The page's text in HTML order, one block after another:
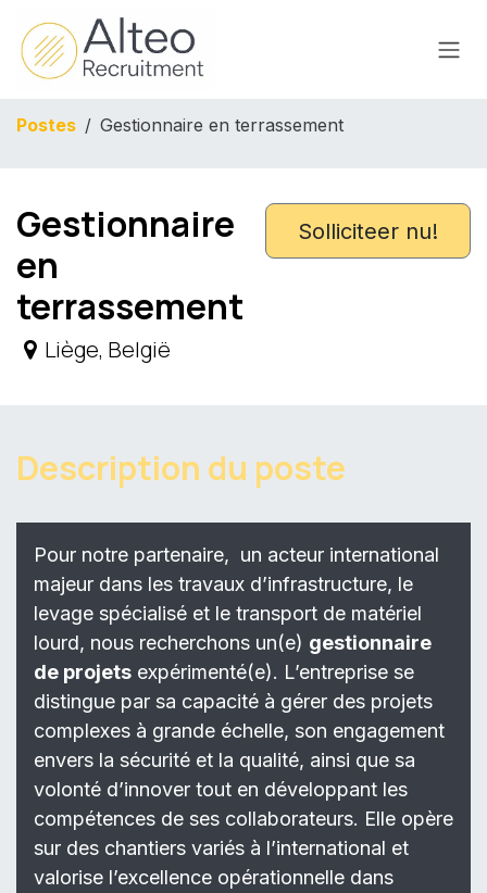
Overslaan naar inhoud
Postes Gestionnaire en terrassement
Solliciteer nu!
Gestionnaire
en
terrassement
Liège, België
Description du poste
Pour notre partenaire, un acteur international
majeur dans les travaux d’infrastructure, le
levage spécialisé et le transport de matériel
lourd, nous recherchons un(e) gestionnaire
de projets expérimenté(e). L’entreprise se
distingue par sa capacité à gérer des projets
complexes à grande échelle, son engagement
envers la sécurité et la qualité, ainsi que sa
volonté d’innover tout en développant les
compétences de ses collaborateurs. Elle opère
sur des chantiers variés à l’international et
valorise l’excellence opérationnelle dans